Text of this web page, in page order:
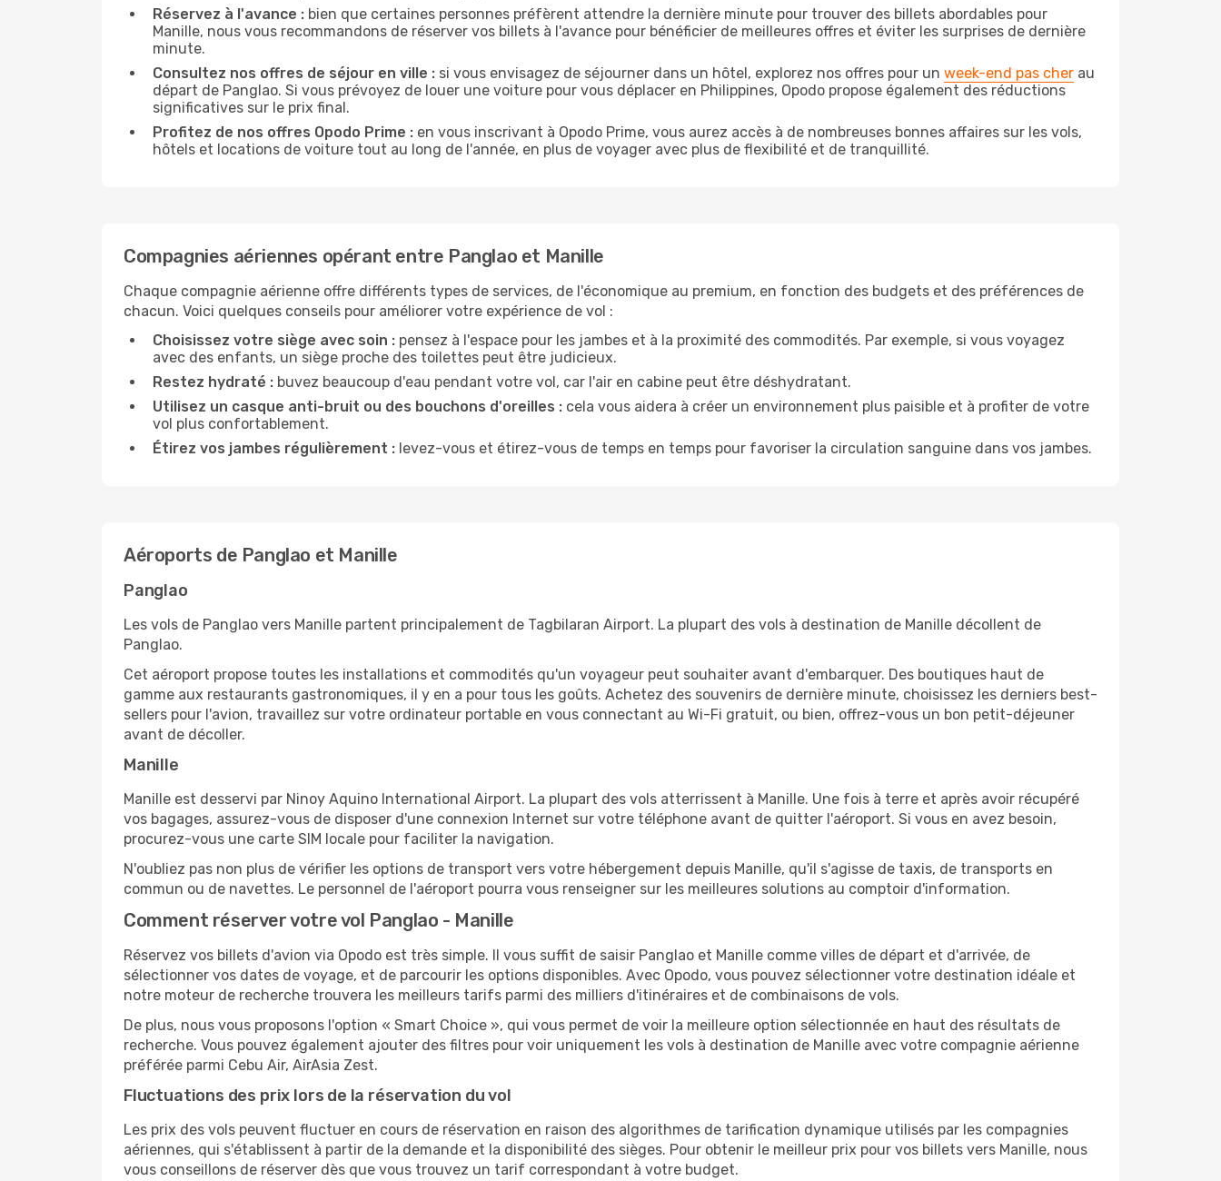
Réservez à l'avance : bien que certaines personnes préfèrent attendre la dernière minute pour trouver des billets abordables pour
Manille, nous vous recommandons de réserver vos billets à l'avance pour bénéficier de meilleures offres et éviter les surprises de dernière
minute.
Consultez nos offres de séjour en ville : si vous envisagez de séjourner dans un hôtel, explorez nos offres pour un week-end pas cher au
départ de Panglao. Si vous prévoyez de louer une voiture pour vous déplacer en Philippines, Opodo propose également des réductions
significatives sur le prix final.
Profitez de nos offres Opodo Prime : en vous inscrivant à Opodo Prime, vous aurez accès à de nombreuses bonnes affaires sur les vols,
hôtels et locations de voiture tout au long de l'année, en plus de voyager avec plus de flexibilité et de tranquillité.
Compagnies aériennes opérant entre Panglao et Manille
Chaque compagnie aérienne offre différents types de services, de l'économique au premium, en fonction des budgets et des préférences de
chacun. Voici quelques conseils pour améliorer votre expérience de vol :
Choisissez votre siège avec soin : pensez à l'espace pour les jambes et à la proximité des commodités. Par exemple, si vous voyagez
avec des enfants, un siège proche des toilettes peut être judicieux.
Restez hydraté : buvez beaucoup d'eau pendant votre vol, car l'air en cabine peut être déshydratant.
Utilisez un casque anti-bruit ou des bouchons d'oreilles : cela vous aidera à créer un environnement plus paisible et à profiter de votre
vol plus confortablement.
Étirez vos jambes régulièrement : levez-vous et étirez-vous de temps en temps pour favoriser la circulation sanguine dans vos jambes.
Aéroports de Panglao et Manille
Panglao
Les vols de Panglao vers Manille partent principalement de Tagbilaran Airport. La plupart des vols à destination de Manille décollent de
Panglao.
Cet aéroport propose toutes les installations et commodités qu'un voyageur peut souhaiter avant d'embarquer. Des boutiques haut de
gamme aux restaurants gastronomiques, il y en a pour tous les goûts. Achetez des souvenirs de dernière minute, choisissez les derniers best-
sellers pour l'avion, travaillez sur votre ordinateur portable en vous connectant au Wi-Fi gratuit, ou bien, offrez-vous un bon petit-déjeuner
avant de décoller.
Manille
Manille est desservi par Ninoy Aquino International Airport. La plupart des vols atterrissent à Manille. Une fois à terre et après avoir récupéré
vos bagages, assurez-vous de disposer d'une connexion Internet sur votre téléphone avant de quitter l'aéroport. Si vous en avez besoin,
procurez-vous une carte SIM locale pour faciliter la navigation.
N'oubliez pas non plus de vérifier les options de transport vers votre hébergement depuis Manille, qu'il s'agisse de taxis, de transports en
commun ou de navettes. Le personnel de l'aéroport pourra vous renseigner sur les meilleures solutions au comptoir d'information.
Comment réserver votre vol Panglao - Manille
Réservez vos billets d'avion via Opodo est très simple. Il vous suffit de saisir Panglao et Manille comme villes de départ et d'arrivée, de
sélectionner vos dates de voyage, et de parcourir les options disponibles. Avec Opodo, vous pouvez sélectionner votre destination idéale et
notre moteur de recherche trouvera les meilleurs tarifs parmi des milliers d'itinéraires et de combinaisons de vols.
De plus, nous vous proposons l'option « Smart Choice », qui vous permet de voir la meilleure option sélectionnée en haut des résultats de
recherche. Vous pouvez également ajouter des filtres pour voir uniquement les vols à destination de Manille avec votre compagnie aérienne
préférée parmi Cebu Air, AirAsia Zest.
Fluctuations des prix lors de la réservation du vol
Les prix des vols peuvent fluctuer en cours de réservation en raison des algorithmes de tarification dynamique utilisés par les compagnies
aériennes, qui s'établissent à partir de la demande et la disponibilité des sièges. Pour obtenir le meilleur prix pour vos billets vers Manille, nous
vous conseillons de réserver dès que vous trouvez un tarif correspondant à votre budget.